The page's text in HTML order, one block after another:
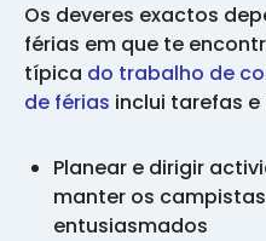
Os deveres exactos
férias em que te
típica do trabalho de
de férias inclui tarefas
Planear e dirigir
manter os
entusiasmados